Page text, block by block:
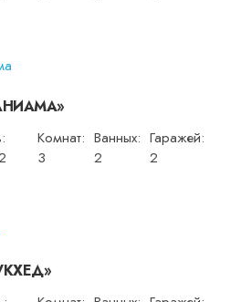
Комнат:
3
Ванных:
2
Гаражей:
2